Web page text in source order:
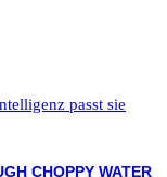
passt sie